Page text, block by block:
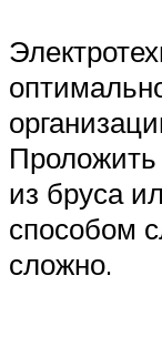
Проложить
из бруса
способом
сложно.